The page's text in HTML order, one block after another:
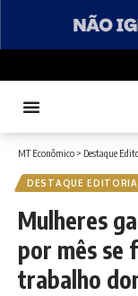
MT Econômico > Destaque
DESTAQUE
Mulheres
por mês se
trabalho